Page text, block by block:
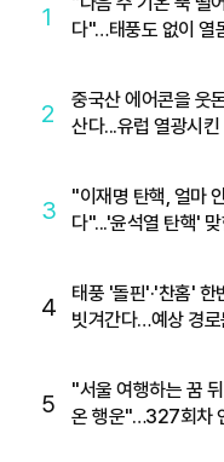
1
다"…태풍도 없이 열
2
중국산 에어콘을 웃
산다...유럽 열광시킨
3
"이재명 탄핵, 얼마
다"...'윤석열 탄핵'
4
태풍 '돌핀'·'찬홈' 한
빗겨간다…예상 경로
5
"서울 여행하는 꿈
온 행운"…327회차